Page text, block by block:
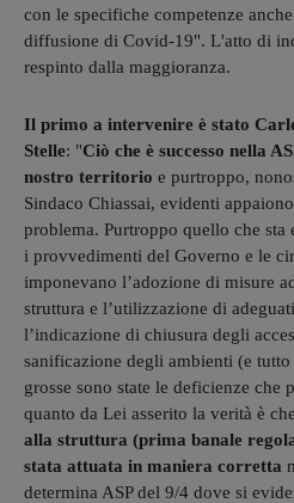
con le specifiche competenze
diffusione di Covid-19". L'atto di
respinto dalla maggioranza.
Il primo a intervenire è stato
Stelle: "Ciò che è successo nella
nostro territorio e purtroppo,
Sindaco Chiassai, evidenti
problema. Purtroppo quello che sta
i provvedimenti del Governo e le
imponevano l’adozione di misure
struttura e l’utilizzazione di
l’indicazione di chiusura degli
sanificazione degli ambienti (e
grosse sono state le deficienze che
quanto da Lei asserito la verità è che
alla struttura (prima banale
stata attuata in maniera corretta
determina ASP del 9/4 dove si